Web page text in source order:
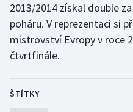
Motorsport
Olympijské hry
2013/2014 získal double
poháru. V reprezentaci si
mistrovství Evropy v roce
čtvrtfinále.
ŠTÍTKY